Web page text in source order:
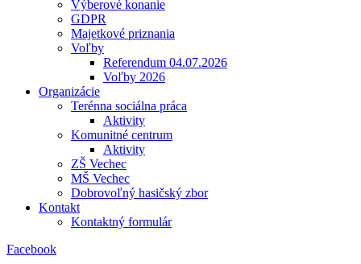
Výberové konanie
GDPR
Majetkové priznania
Voľby
Referendum 04.07.2026
Voľby 2026
Organizácie
Terénna sociálna práca
Aktivity
Komunitné centrum
Aktivity
ZŠ Vechec
MŠ Vechec
Dobrovoľný hasičský zbor
Kontakt
Kontaktný formulár
Facebook